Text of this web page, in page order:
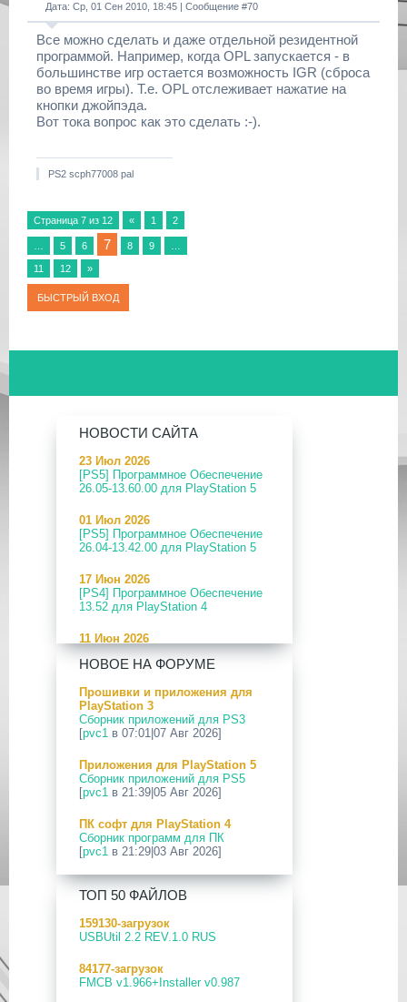
Дата: Ср, 01 Сен 2010, 18:45 | Сообщение #70
Все можно сделать и даже отдельной резидентной
программой. Например, когда OPL запускается - в
большинстве игр остается возможность IGR (сброса
во время игры). Т.е. OPL отслеживает нажатие на
кнопки джойпэда.
Вот тока вопрос как это сделать :-).
PS2 scph77008 pal
Страница 7 из 12 « 1 2
5 6 7 8 9
11 12 »
НОВОСТИ САЙТА
23 Июл 2026
[PS5] Программное Обеспечение
26.05-13.60.00 для PlayStation 5
01 Июл 2026
[PS5] Программное Обеспечение
26.04-13.42.00 для PlayStation 5
17 Июн 2026
[PS4] Программное Обеспечение
13.52 для PlayStation 4
11 Июн 2026
[PS5] Программное Обеспечение
26.04-13.40.00 для PlayStation 5
24 Апр 2026
[PS5] Программное Обеспечение
26.03-13.20.00 для PlayStation 5
12 Апр 2026
[PS Portal] Программное
Обеспечение 7.0.2 для PS Portal
09 Апр 2026
[PS3|CFW] webMAN MOD
v1.47.48p
29 Мар 2026
[PS3] PS3HEN v3.5.0
19 Мар 2026
[PS Portal] Программное
18 Мар 2026
НОВОЕ НА ФОРУМЕ
Прошивки и приложения для
PlayStation 3
Сборник приложений для PS3
[pvc1 в 07:01|07 Авг 2026]
Приложения для PlayStation 5
Сборник приложений для PS5
[pvc1 в 21:39|05 Авг 2026]
ПК софт для PlayStation 4
Сборник программ для ПК
[pvc1 в 21:29|03 Авг 2026]
ПК софт для PlayStation 5
Сборник программ для ПК
Приложения для PlayStation 5
[pvc1в 09:02|03 Авг 2026]
ТОП 50 ФАЙЛОВ
159130-загрузок
USBUtil 2.2 REV.1.0 RUS
84177-загрузок
FMCB v1.966+Installer v0.987